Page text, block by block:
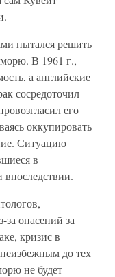
пытался решить
В 1961 г.,
а английские
сосредоточил
его
оккупировать
Ситуацию
в
опасений за
кризис в
до тех
не будет